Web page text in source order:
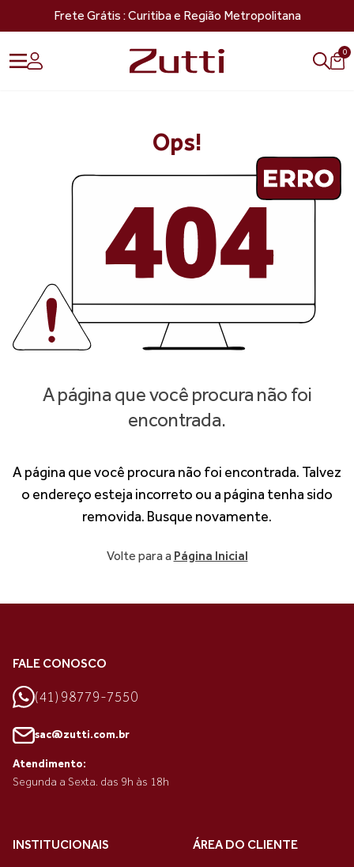
Frete Grátis : Curitiba e Região Metropolitana
0
Ops!
A página que você procura não foi
encontrada.
A página que você procura não foi encontrada. Talvez
o endereço esteja incorreto ou a página tenha sido
removida. Busque novamente.
Volte para a Página Inicial
FALE CONOSCO
(41) 98779-7550
sac@zutti.com.br
Atendimento:
Segunda a Sexta. das 9h às 18h
INSTITUCIONAIS ÁREA DO CLIENTE